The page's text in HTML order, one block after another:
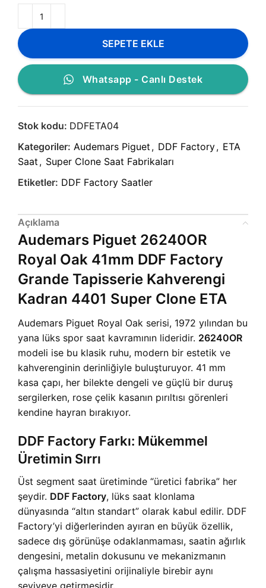
SEPETE EKLE
Whatsapp - Canlı Destek
Stok kodu: DDFETA04
Kategoriler: Audemars Piguet , DDF Factory, ETA
Saat , Super Clone Saat Fabrikaları
Etiketler: DDF Factory Saatler
Açıklama
Audemars Piguet 26240OR
Royal Oak 41mm DDF Factory
Grande Tapisserie Kahverengi
Kadran 4401 Super Clone ETA
Audemars Piguet Royal Oak serisi, 1972 yılından bu
yana lüks spor saat kavramının lideridir. 26240OR
modeli ise bu klasik ruhu, modern bir estetik ve
kahverenginin derinliğiyle buluşturuyor. 41 mm
kasa çapı, her bilekte dengeli ve güçlü bir duruş
sergilerken, rose çelik kasanın pırıltısı görenleri
kendine hayran bırakıyor.
DDF Factory Farkı: Mükemmel
Üretimin Sırrı
Üst segment saat üretiminde “üretici fabrika” her
şeydir. DDF Factory, lüks saat klonlama
dünyasında “altın standart” olarak kabul edilir. DDF
Factory’yi diğerlerinden ayıran en büyük özellik,
sadece dış görünüşe odaklanmaması, saatin ağırlık
dengesini, metalin dokusunu ve mekanizmanın
çalışma hassasiyetini orijinaliyle birebir aynı
seviyeye getirmesidir.